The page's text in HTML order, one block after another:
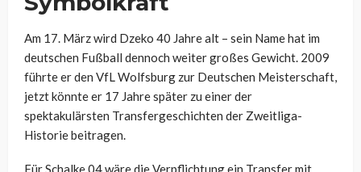
Am 17. März wird Dzeko 40 Jahre alt – sein Name hat im
deutschen Fußball dennoch weiter großes Gewicht. 2009
führte er den VfL Wolfsburg zur Deutschen Meisterschaft,
jetzt könnte er 17 Jahre später zu einer der
spektakulärsten Transfergeschichten der Zweitliga-
Historie beitragen.
Für Schalke 04 wäre die Verpflichtung ein Transfer mit